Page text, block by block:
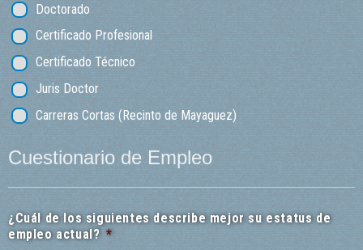
Doctorado
Certificado Profesional
Certificado Técnico
Juris Doctor
Carreras Cortas (Recinto de Mayaguez)
Cuestionario de Empleo
¿Cuál de los siguientes describe mejor su estatus de
empleo actual? *